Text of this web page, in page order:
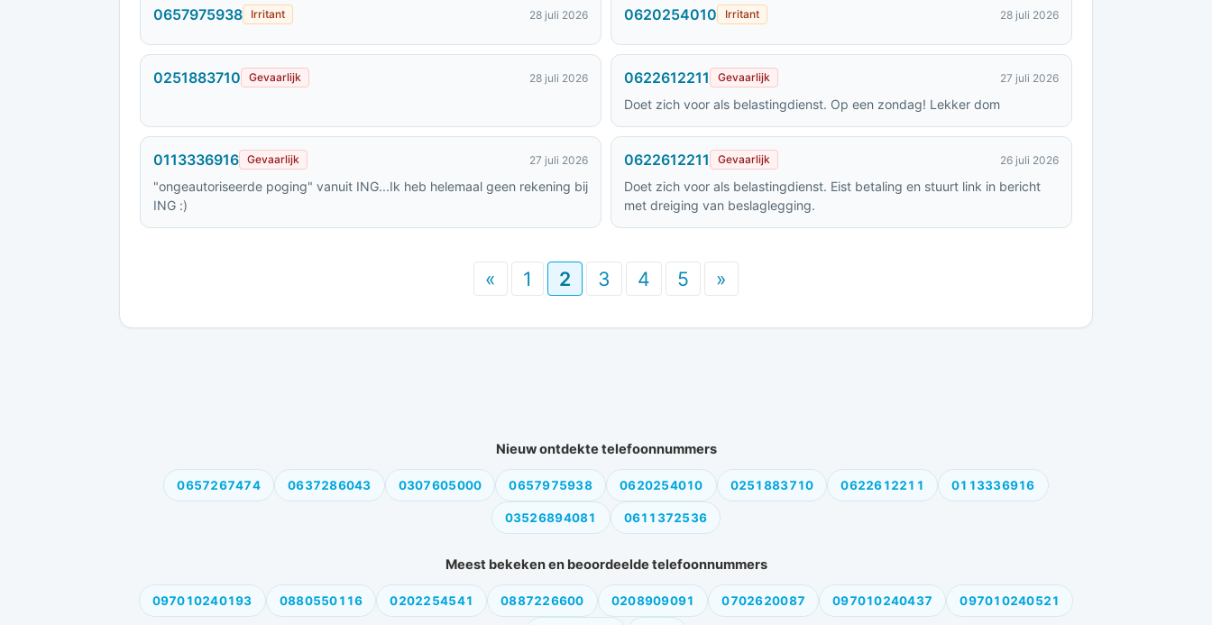
0657975938 Irritant 28 juli 2026 0620254010 Irritant 28 juli 2026
0251883710 Gevaarlijk 28 juli 2026 0622612211 Gevaarlijk 27 juli 2026
Doet zich voor als belastingdienst. Op een zondag! Lekker dom
0113336916 Gevaarlijk 27 juli 2026
"ongeautoriseerde poging" vanuit ING...Ik heb helemaal geen rekening bij
ING :)
0622612211 Gevaarlijk 26 juli 2026
Doet zich voor als belastingdienst. Eist betaling en stuurt link in bericht
met dreiging van beslaglegging.
« 1 2 3 4 5 »
Nieuw ontdekte telefoonnummers
0657267474 0637286043 0307605000 0657975938 0620254010 0251883710 0622612211 0113336916
03526894081 0611372536
Meest bekeken en beoordeelde telefoonnummers
097010240193 0880550116 0202254541 0887226600 0208909091 0702620087 097010240437 097010240521